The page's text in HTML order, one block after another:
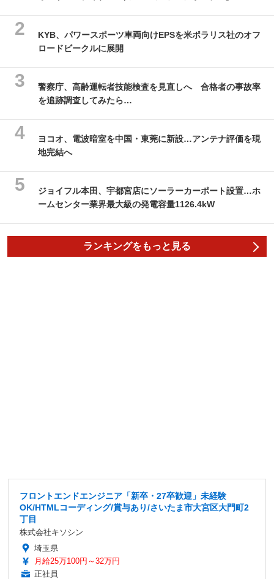
KYB、パワースポーツ車両向けEPSを米ポラリス社のオフ
ロードビークルに展開
警察庁、高齢運転者技能検査を見直しへ 合格者の事故率
を追跡調査してみたら…
ヨコオ、電波暗室を中国・東莞に新設…アンテナ評価を現
地完結へ
ジョイフル本田、宇都宮店にソーラーカーポート設置…ホ
ームセンター業界最大級の発電容量1126.4kW
ランキングをもっと見る
フロントエンドエンジニア「新卒・27卒歓迎」未経験
OK/HTMLコーディング/賞与あり/さいたま市大宮区大門町2
丁目
株式会社キソシン
埼玉県
月給25万100円～32万円
正社員